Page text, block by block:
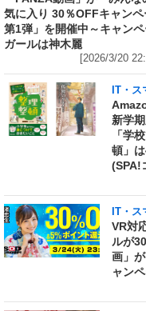
気に入り 30％OFFキャンペ
第1弾」を開催中～キャン
ガールは神木麗
[2026/3/20
IT・ス
新学
「学
頓」
(SPA!
IT・ス
VR対
ルが
画」
ャン